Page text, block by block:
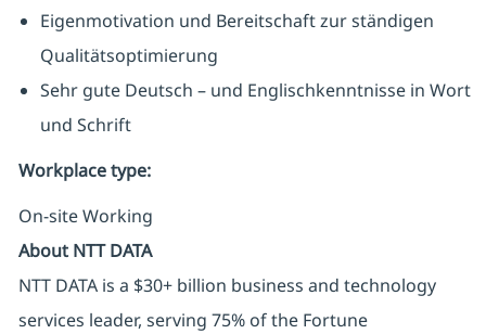
Eigenmotivation und Bereitschaft zur ständigen
Qualitätsoptimierung
Sehr gute Deutsch – und Englischkenntnisse in Wort
und Schrift
Workplace type:
On-site Working
About NTT DATA
NTT DATA is a $30+ billion business and technology
services leader, serving 75% of the Fortune